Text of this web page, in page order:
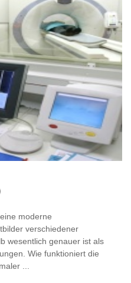
moderne
verschiedener
wesentlich genauer ist als
Wie funktioniert die
...